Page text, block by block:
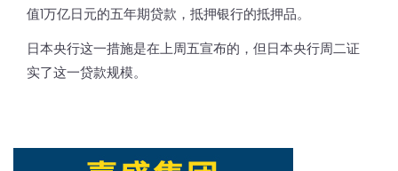
值1万亿日元的五年期贷款，抵押银行的抵押品。
日本央行这一措施是在上周五宣布的，但日本央行周二证
实了这一贷款规模。